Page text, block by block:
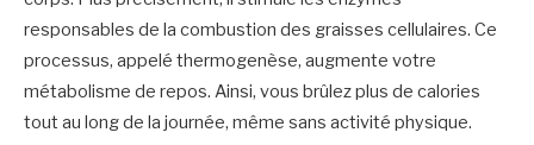
responsables de la combustion des graisses cellulaires. Ce
processus, appelé thermogenèse, augmente votre
métabolisme de repos. Ainsi, vous brûlez plus de calories
tout au long de la journée, même sans activité physique.